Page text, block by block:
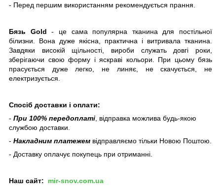
- Перед першим використанням рекомендується прання.
Бязь Gold - це сама популярна тканина для постільної
білизни. Вона дуже якісна, практична і витривала тканина.
Завдяки високій щільності, вироби служать довгі роки,
зберігаючи свою форму і яскраві кольори. При цьому бязь
прасується дуже легко, не линяє, не скачується, не
електризується.
Спосіб доставки і оплати:
- При 100% передоплаті , відправка можлива будь-якою
службою доставки.
- Накладним платежем відправляємо тільки Новою Поштою.
- Доставку оплачує покупець при отриманні.
Наш сайт: mir-snov.com.ua